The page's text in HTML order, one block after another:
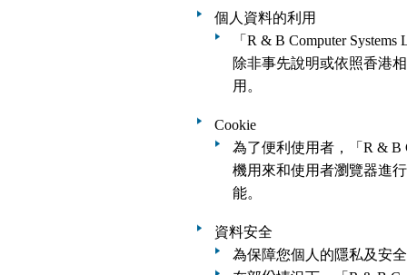
個人資料的利用
「R & B Computer
除非事先說明或依照香港
用。
Cookie
為了便利使用者，「R & B
機用來和使用者瀏覽器進
能。
資料安全
為保障您個人的隱私及安